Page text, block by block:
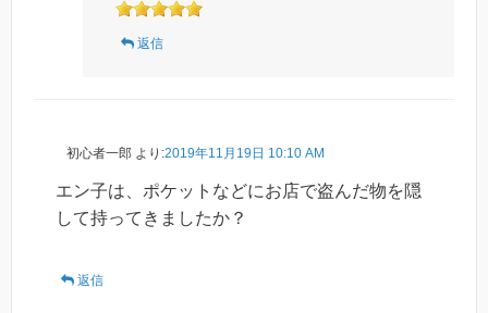
返信
初心者一郎 より:2019年11月19日 10:10 AM
エン子は、ポケットなどにお店で盗んだ物を隠
して持ってきましたか？
返信